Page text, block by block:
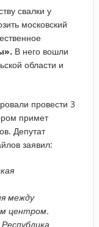
свалки у
московский
В него вошли
области и
провести 3
примет
Депутат
заявил:
между
центром.